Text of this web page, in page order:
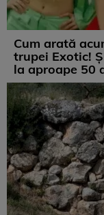
Cum arată
trupei Exotic!
la aproape 50